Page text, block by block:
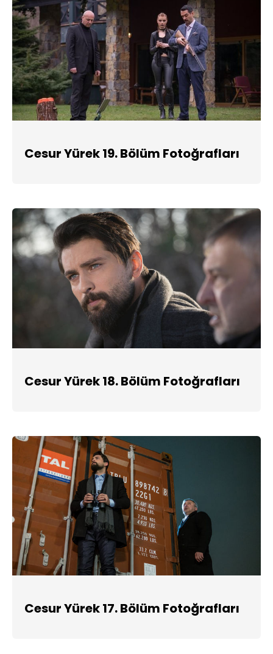
Cesur Yürek 19. Bölüm Fotoğrafları
Cesur Yürek 18. Bölüm Fotoğrafları
Cesur Yürek 17. Bölüm Fotoğrafları